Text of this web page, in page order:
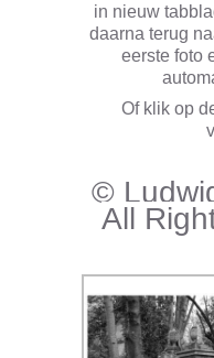
in nieuw
daarna terug
eerste foto
Of klik op
©
All